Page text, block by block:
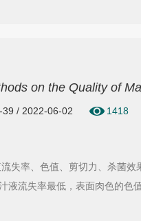
on the Quality of
/ 2022-06-02 1418
失率、色值、剪切力、杀菌效
流失率最低，表面肉色的色